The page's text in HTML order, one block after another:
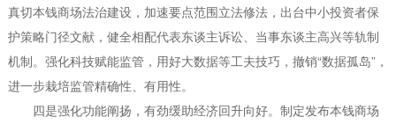
真切本钱商场法治建设，加速要点范围立法修法，出台中小投资者保
护策略门径文献，健全相配代表东谈主诉讼、当事东谈主高兴等轨制
机制。强化科技赋能监管，用好大数据等工夫技巧，撤销“数据孤岛”，
进一步栽培监管精确性、有用性。
四是强化功能阐扬，有劲缓助经济回升向好。制定发布本钱商场